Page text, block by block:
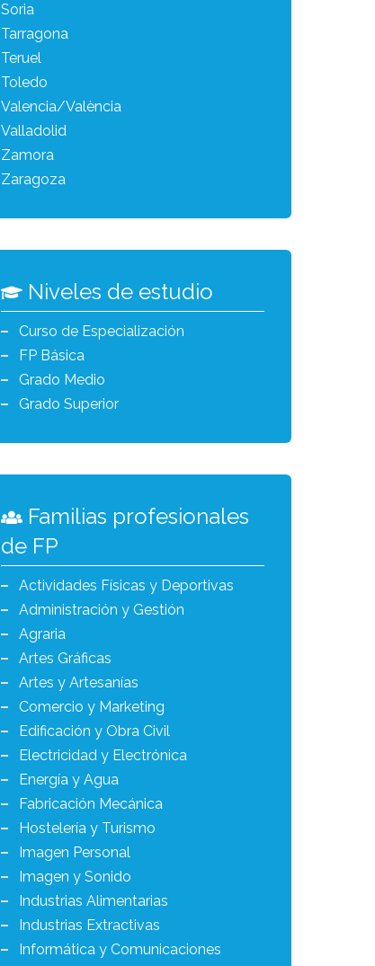
Soria
Tarragona
Teruel
Toledo
Valencia/València
Valladolid
Zamora
Zaragoza
Niveles de estudio
Curso de Especialización
FP Básica
Grado Medio
Grado Superior
Familias profesionales
de FP
Actividades Físicas y Deportivas
Administración y Gestión
Agraria
Artes Gráficas
Artes y Artesanías
Comercio y Marketing
Edificación y Obra Civil
Electricidad y Electrónica
Energía y Agua
Fabricación Mecánica
Hostelería y Turismo
Imagen Personal
Imagen y Sonido
Industrias Alimentarias
Industrias Extractivas
Informática y Comunicaciones